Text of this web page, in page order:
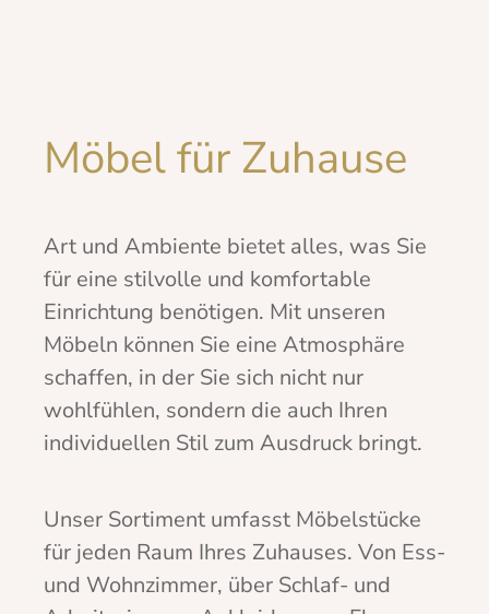
Möbel für Zuhause
Art und Ambiente bietet alles, was Sie
für eine stilvolle und komfortable
Einrichtung benötigen. Mit unseren
Möbeln können Sie eine Atmosphäre
schaffen, in der Sie sich nicht nur
wohlfühlen, sondern die auch Ihren
individuellen Stil zum Ausdruck bringt.
Unser Sortiment umfasst Möbelstücke
für jeden Raum Ihres Zuhauses. Von Ess-
und Wohnzimmer, über Schlaf- und